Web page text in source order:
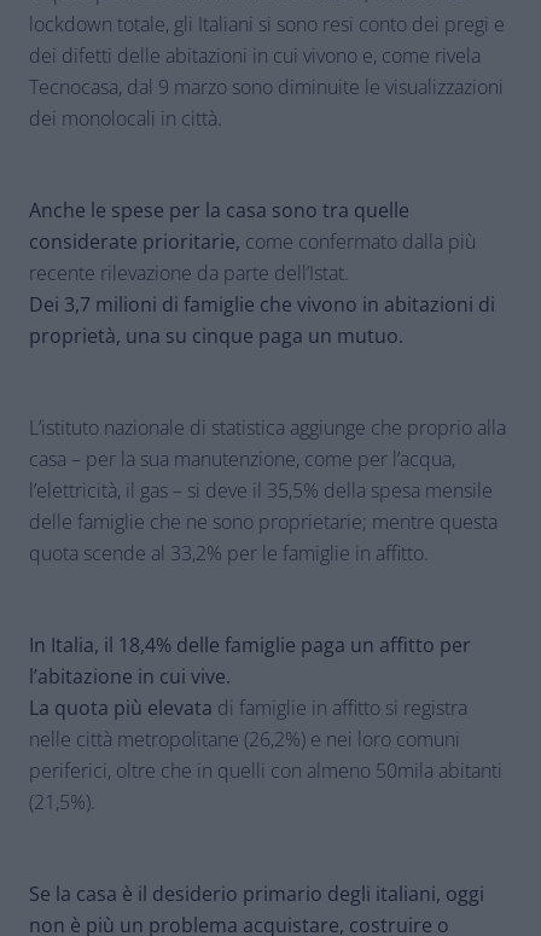
lockdown totale, gli Italiani si sono resi conto dei pregi e
dei difetti delle abitazioni in cui vivono e, come rivela
Tecnocasa, dal 9 marzo sono diminuite le visualizzazioni
dei monolocali in città.
Anche le spese per la casa sono tra quelle
considerate prioritarie, come confermato dalla più
recente rilevazione da parte dell’Istat.
Dei 3,7 milioni di famiglie che vivono in abitazioni di
proprietà, una su cinque paga un mutuo.
L’istituto nazionale di statistica aggiunge che proprio alla
casa – per la sua manutenzione, come per l’acqua,
l’elettricità, il gas – si deve il 35,5% della spesa mensile
delle famiglie che ne sono proprietarie; mentre questa
quota scende al 33,2% per le famiglie in affitto.
In Italia, il 18,4% delle famiglie paga un affitto per
l’abitazione in cui vive.
La quota più elevata di famiglie in affitto si registra
nelle città metropolitane (26,2%) e nei loro comuni
periferici, oltre che in quelli con almeno 50mila abitanti
(21,5%).
Se la casa è il desiderio primario degli italiani, oggi
non è più un problema acquistare, costruire o